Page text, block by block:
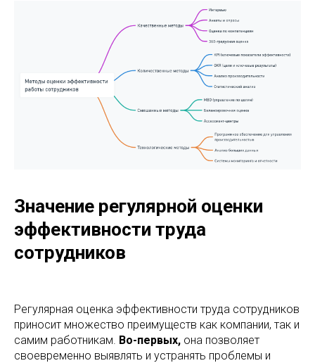
Значение регулярной оценки
эффективности труда
сотрудников
Регулярная оценка эффективности труда сотрудников
приносит множество преимуществ как компании, так и
самим работникам. Во-первых, она позволяет
своевременно выявлять и устранять проблемы и